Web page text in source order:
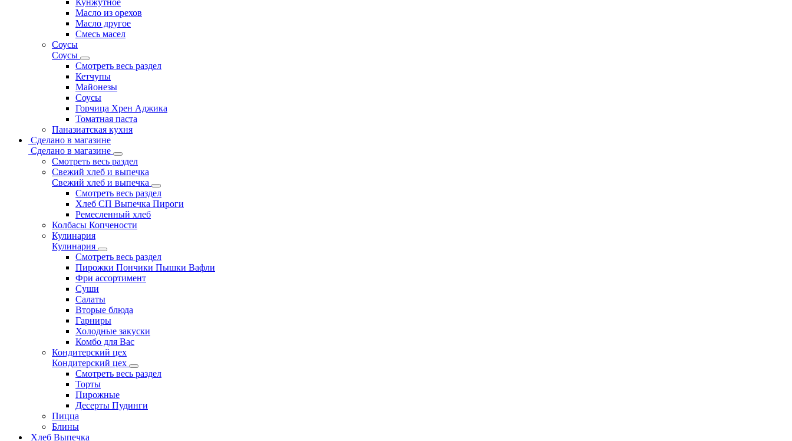
Кунжутное
Масло из орехов
Масло другое
Смесь масел
Соусы
Соусы
Смотреть весь раздел
Кетчупы
Майонезы
Соусы
Горчица Хрен Аджика
Томатная паста
Паназиатская кухня
Сделано в магазине
Сделано в магазине
Смотреть весь раздел
Свежий хлеб и выпечка
Свежий хлеб и выпечка
Смотреть весь раздел
Хлеб СП Выпечка Пироги
Ремесленный хлеб
Колбасы Копчености
Кулинария
Кулинария
Смотреть весь раздел
Пирожки Пончики Пышки Вафли
Фри ассортимент
Суши
Салаты
Вторые блюда
Гарниры
Холодные закуски
Комбо для Вас
Кондитерский цех
Кондитерский цех
Смотреть весь раздел
Торты
Пирожные
Десерты Пудинги
Пицца
Блины
Хлеб Выпечка